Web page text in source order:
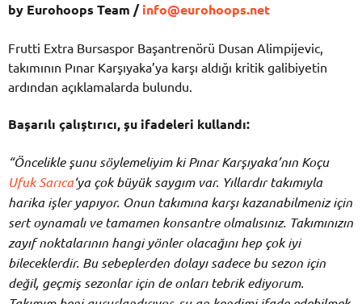
by Eurohoops Team /info@eurohoops.net
Frutti Extra Bursaspor Başantrenörü Dusan Alimpijevic,
takımının Pınar Karşıyaka’ya karşı aldığı kritik galibiyetin
ardından açıklamalarda bulundu.
Başarılı çalıştırıcı, şu ifadeleri kullandı:
“Öncelikle şunu söylemeliyim ki Pınar Karşıyaka’nın Koçu
Ufuk Sarıca‘ya çok büyük saygım var. Yıllardır takımıyla
harika işler yapıyor. Onun takımına karşı kazanabilmeniz için
sert oynamalı ve tamamen konsantre olmalısınız. Takımınızın
zayıf noktalarının hangi yönler olacağını hep çok iyi
bileceklerdir. Bu sebeplerden dolayı sadece bu sezon için
değil, geçmiş sezonlar için de onları tebrik ediyorum.